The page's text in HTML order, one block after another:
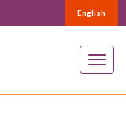
English
T